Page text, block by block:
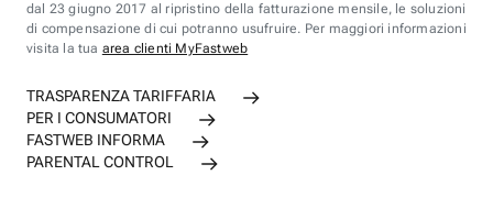
dal 23 giugno 2017 al ripristino della fatturazione mensile, le soluzioni
di compensazione di cui potranno usufruire. Per maggiori informazioni
visita la tua area clienti MyFastweb
TRASPARENZA TARIFFARIA
PER I CONSUMATORI
FASTWEB INFORMA
PARENTAL CONTROL